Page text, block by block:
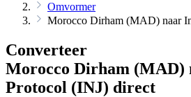
Omvormer
Morocco Dirham (MAD) naar
Converteer
Morocco Dirham (MAD)
Protocol (INJ) direct